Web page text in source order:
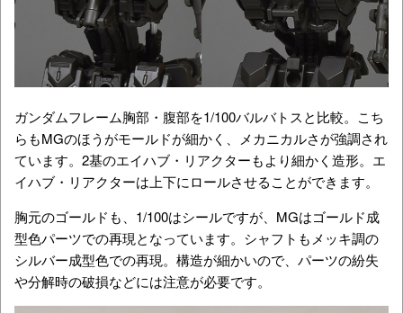
ガンダムフレーム胸部・腹部を1/100バルバトスと比較。こち
らもMGのほうがモールドが細かく、メカニカルさが強調され
ています。2基のエイハブ・リアクターもより細かく造形。エ
イハブ・リアクターは上下にロールさせることができます。
胸元のゴールドも、1/100はシールですが、MGはゴールド成
型色パーツでの再現となっています。シャフトもメッキ調の
シルバー成型色での再現。構造が細かいので、パーツの紛失
や分解時の破損などには注意が必要です。